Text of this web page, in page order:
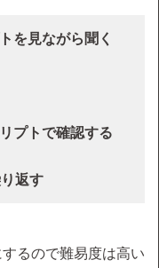
を見ながら聞く
プトで確認する
返す
るので難易度は高い